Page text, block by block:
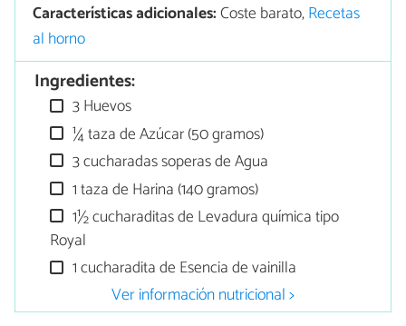
Características adicionales:Coste barato,Recetas
al horno
Ingredientes:
3 Huevos
¼ taza de Azúcar (50 gramos)
3 cucharadas soperas de Agua
1 taza de Harina (140 gramos)
1½ cucharaditas de Levadura química tipo
Royal
1 cucharadita de Esencia de vainilla
Ver información nutricional >